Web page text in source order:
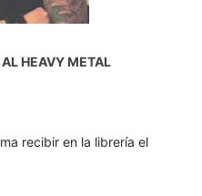
HEAVY METAL
recibir en la librería el